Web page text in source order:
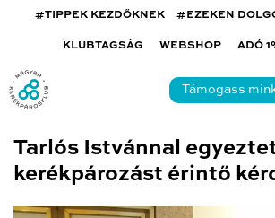
#TIPPEK KEZDŐKNEK #EZEKEN
KLUBTAGSÁG WEBSHOP ADÓ
Támogass
Tarlós Istvánnal
kerékpározást érintő